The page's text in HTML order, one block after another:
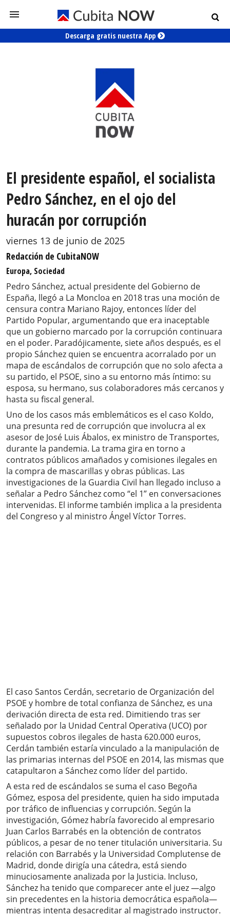
Descarga gratis nuestra App
El presidente español, el socialista
Pedro Sánchez, en el ojo del
huracán por corrupción
viernes 13 de junio de 2025
Redacción de CubitaNOW
Europa, Sociedad
Pedro Sánchez, actual presidente del Gobierno de
España, llegó a La Moncloa en 2018 tras una moción de
censura contra Mariano Rajoy, entonces líder del
Partido Popular, argumentando que era inaceptable
que un gobierno marcado por la corrupción continuara
en el poder. Paradójicamente, siete años después, es el
propio Sánchez quien se encuentra acorralado por un
mapa de escándalos de corrupción que no solo afecta a
su partido, el PSOE, sino a su entorno más íntimo: su
esposa, su hermano, sus colaboradores más cercanos y
hasta su fiscal general.
Uno de los casos más emblemáticos es el caso Koldo,
una presunta red de corrupción que involucra al ex
asesor de José Luis Ábalos, ex ministro de Transportes,
durante la pandemia. La trama gira en torno a
contratos públicos amañados y comisiones ilegales en
la compra de mascarillas y obras públicas. Las
investigaciones de la Guardia Civil han llegado incluso a
señalar a Pedro Sánchez como “el 1” en conversaciones
intervenidas. El informe también implica a la presidenta
del Congreso y al ministro Ángel Víctor Torres.
El caso Santos Cerdán, secretario de Organización del
PSOE y hombre de total confianza de Sánchez, es una
derivación directa de esta red. Dimitiendo tras ser
señalado por la Unidad Central Operativa (UCO) por
supuestos cobros ilegales de hasta 620.000 euros,
Cerdán también estaría vinculado a la manipulación de
las primarias internas del PSOE en 2014, las mismas que
catapultaron a Sánchez como líder del partido.
A esta red de escándalos se suma el caso Begoña
Gómez, esposa del presidente, quien ha sido imputada
por tráfico de influencias y corrupción. Según la
investigación, Gómez habría favorecido al empresario
Juan Carlos Barrabés en la obtención de contratos
públicos, a pesar de no tener titulación universitaria. Su
relación con Barrabés y la Universidad Complutense de
Madrid, donde dirigía una cátedra, está siendo
minuciosamente analizada por la Justicia. Incluso,
Sánchez ha tenido que comparecer ante el juez —algo
sin precedentes en la historia democrática española—
mientras intenta desacreditar al magistrado instructor.